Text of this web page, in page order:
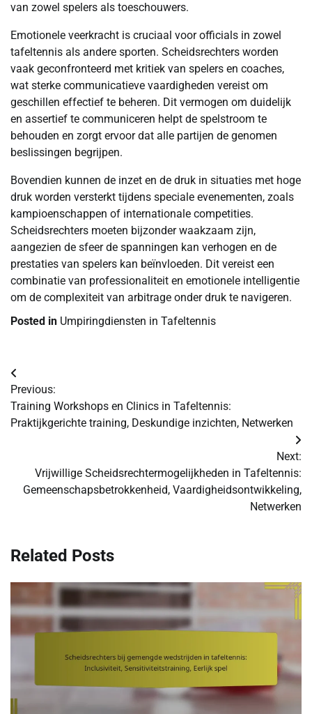
van zowel spelers als toeschouwers.
Emotionele veerkracht is cruciaal voor officials in zowel
tafeltennis als andere sporten. Scheidsrechters worden
vaak geconfronteerd met kritiek van spelers en coaches,
wat sterke communicatieve vaardigheden vereist om
geschillen effectief te beheren. Dit vermogen om duidelijk
en assertief te communiceren helpt de spelstroom te
behouden en zorgt ervoor dat alle partijen de genomen
beslissingen begrijpen.
Bovendien kunnen de inzet en de druk in situaties met hoge
druk worden versterkt tijdens speciale evenementen, zoals
kampioenschappen of internationale competities.
Scheidsrechters moeten bijzonder waakzaam zijn,
aangezien de sfeer de spanningen kan verhogen en de
prestaties van spelers kan beïnvloeden. Dit vereist een
combinatie van professionaliteit en emotionele intelligentie
om de complexiteit van arbitrage onder druk te navigeren.
Posted in Umpiringdiensten in Tafeltennis
Post
navigation
Previous:
Training Workshops en Clinics in Tafeltennis:
Praktijkgerichte training, Deskundige inzichten, Netwerken
Next:
Vrijwillige Scheidsrechtermogelijkheden in Tafeltennis:
Gemeenschapsbetrokkenheid, Vaardigheidsontwikkeling,
Netwerken
Related Posts